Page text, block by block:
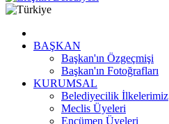
BAŞKAN
Başkan'ın Özgeçmişi
Başkan'ın Fotoğrafları
KURUMSAL
Belediyecilik İlkelerimiz
Meclis Üyeleri
Encümen Üyeleri